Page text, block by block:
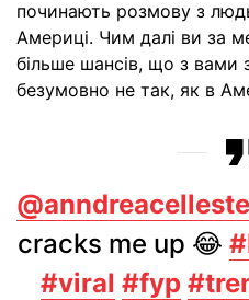
починають розмову з
Америці. Чим далі ви за
більше шансів, що з вами
безумовно не так, як в
@anndreacelleste
cracks me up 😂
#viral #fyp